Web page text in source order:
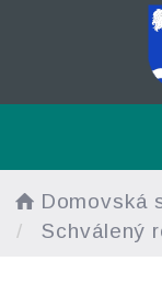
Domovská
Schválený